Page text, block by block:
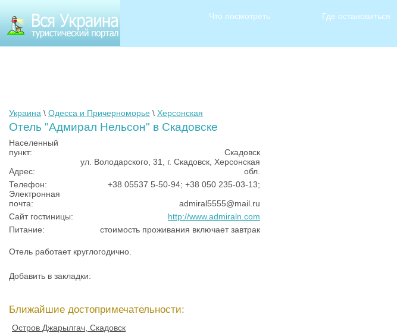
Что посмотреть Где остановиться
Украина \ Одесса и Причерноморье \ Херсонская
Отель "Адмирал Нельсон" в Скадовске
Населенный
пункт:
Скадовск
Адрес:
ул. Володарского, 31, г. Скадовск, Херсонская
обл.
Телефон:
+38 05537 5-50-94; +38 050 235-03-13;
Электронная
почта:
admiral5555@mail.ru
Сайт гостиницы:
http://www.admiraln.com
Питание:
стоимость проживания включает завтрак
Отель работает круглогодично.
Добавить в закладки:
Ближайшие достопримечательности:
Остров Джарылгач, Скадовск